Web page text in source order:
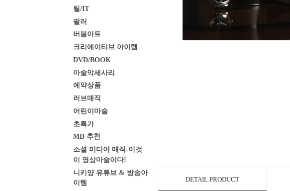
릴/IT
팔러
버블아트
크리에이티브 아이템
DVD/BOOK
마술악세사리
예약상품
러브매직
어린이마술
초특가
MD 추천
소셜 미디어 매직-이것
이 영상마술이다!
니키양 유튜브 & 방송아
이템
DETAIL PRODUCT